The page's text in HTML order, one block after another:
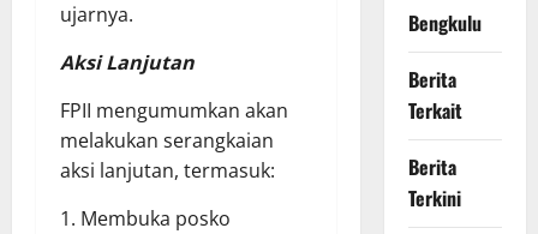
ujarnya.
Aksi Lanjutan
FPII mengumumkan akan
melakukan serangkaian
aksi lanjutan, termasuk:
1. Membuka posko
Bengkulu
Berita
Terkait
Berita
Terkini